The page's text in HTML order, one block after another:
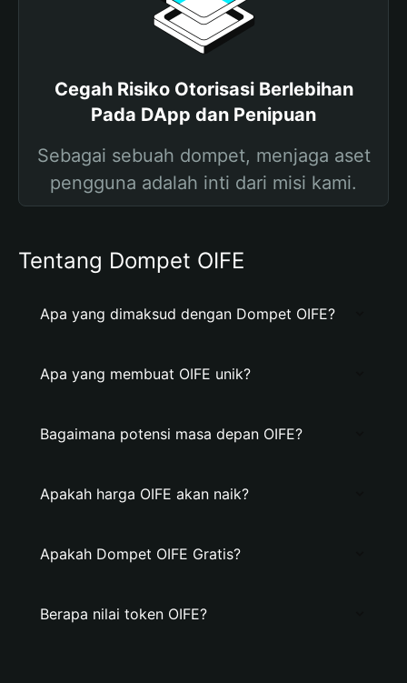
Cegah Risiko Otorisasi Berlebihan
Pada DApp dan Penipuan
Sebagai sebuah dompet, menjaga aset
pengguna adalah inti dari misi kami.
Tentang Dompet OIFE
Apa yang dimaksud dengan Dompet OIFE?
Apa yang membuat OIFE unik?
Bagaimana potensi masa depan OIFE?
Apakah harga OIFE akan naik?
Apakah Dompet OIFE Gratis?
Berapa nilai token OIFE?